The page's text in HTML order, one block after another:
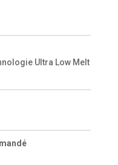
Ultra Low Melt